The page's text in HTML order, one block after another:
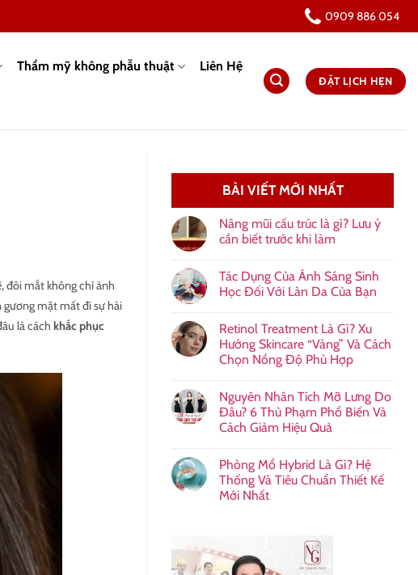
0909 886 054
Thẩm mỹ không phẫu thuật
Liên Hệ
ĐẶT LỊCH HẸN
đôi mắt không chỉ ảnh
mặt mất đi sự hài
là cách khắc phục
BÀI VIẾT MỚI NHẤT
Nâng mũi cấu trúc là gì? Lưu ý
cần biết trước khi làm
Tác Dụng Của Ánh Sáng Sinh
Học Đối Với Làn Da Của Bạn
Retinol Treatment Là Gì? Xu
Hướng Skincare “Vàng” Và Cách
Chọn Nồng Độ Phù Hợp
Nguyên Nhân Tích Mỡ Lưng Do
Đâu? 6 Thủ Phạm Phổ Biến Và
Cách Giảm Hiệu Quả
Phòng Mổ Hybrid Là Gì? Hệ
Thống Và Tiêu Chuẩn Thiết Kế
Mới Nhất